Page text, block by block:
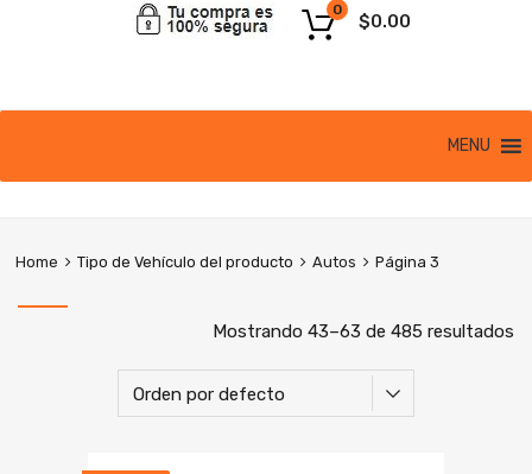
$0.00
0
MENU
Home Tipo de Vehículo del producto Autos Página 3
Mostrando 43–63 de 485 resultados